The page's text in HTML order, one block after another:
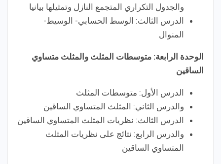
والجدول التكراري المتجمع النازل وتمثيلها بيانيا
الدرس الثالث: الوسط الحسابي- الوسيط-
المنوال
الوحدة الرابعة: متوسطات المثلث والمثلث متساوي
الساقين
الدرس الأول: متوسطات المثلث
والدرس الثاني: المثلث المتساوي الساقين
الدرس الثالث: نظريات المثلث المتساوي الساقين
والدرس الرابع: نتائج على نظريات المثلث
المتساوي الساقين